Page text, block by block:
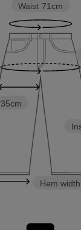
Hem width
35cm
Waist 71cm